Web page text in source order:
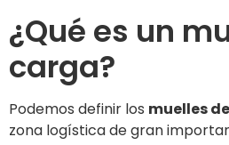
¿Qué es un
carga?
Podemos definir los muelles
zona logística de gran